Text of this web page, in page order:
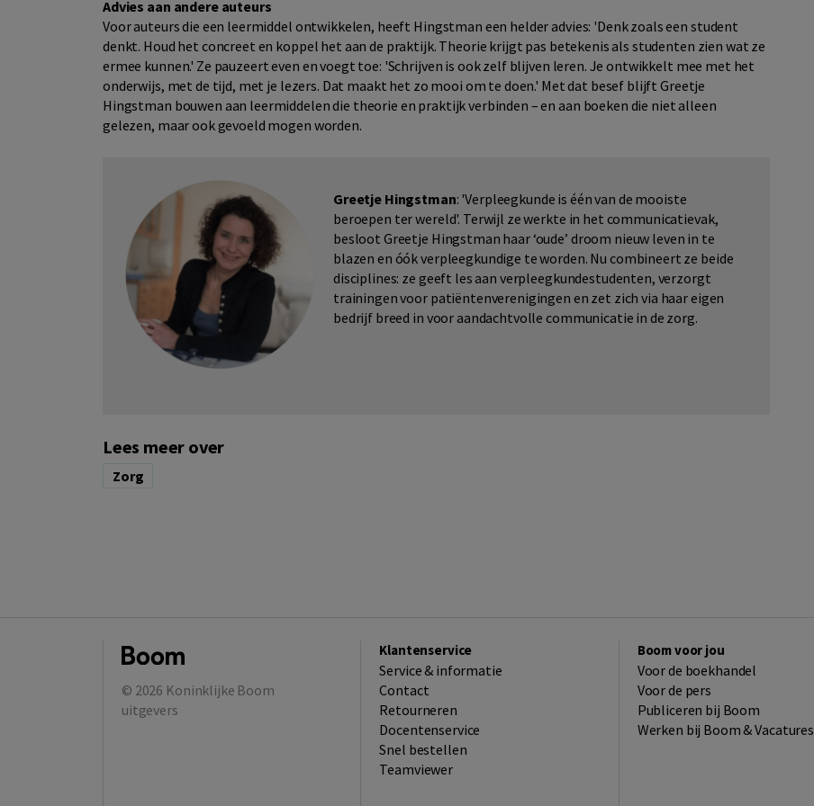
Advies aan andere auteurs
Voor auteurs die een leermiddel ontwikkelen, heeft Hingstman een helder advies: 'Denk zoals een student
denkt. Houd het concreet en koppel het aan de praktijk. Theorie krijgt pas betekenis als studenten zien wat ze
ermee kunnen.' Ze pauzeert even en voegt toe: 'Schrijven is ook zelf blijven leren. Je ontwikkelt mee met het
onderwijs, met de tijd, met je lezers. Dat maakt het zo mooi om te doen.' Met dat besef blijft Greetje
Hingstman bouwen aan leermiddelen die theorie en praktijk verbinden – en aan boeken die niet alleen
gelezen, maar ook gevoeld mogen worden.
Greetje Hingstman: 'Verpleegkunde is één van de mooiste
beroepen ter wereld'. Terwijl ze werkte in het communicatievak,
besloot Greetje Hingstman haar ‘oude’ droom nieuw leven in te
blazen en óók verpleegkundige te worden. Nu combineert ze beide
disciplines: ze geeft les aan verpleegkundestudenten, verzorgt
trainingen voor patiëntenverenigingen en zet zich via haar eigen
bedrijf breed in voor aandachtvolle communicatie in de zorg.
Lees meer over
Zorg
© 2026 Koninklijke Boom
uitgevers
Klantenservice
Service & informatie
Contact
Retourneren
Docentenservice
Snel bestellen
Teamviewer
Boom voor jou
Voor de boekhandel
Voor de pers
Publiceren bij Boom
Werken bij Boom & Vacatures